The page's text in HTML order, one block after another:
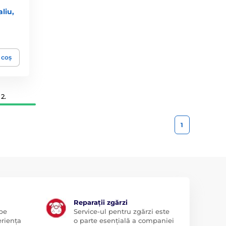
1
Reparații zgărzi
Service-ul pentru zgărzi este
o parte esențială a companiei